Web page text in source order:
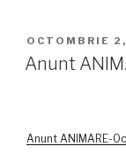
POSTED
ON
OCTOMBRIE
Anunt
Anunt ANIMARE-